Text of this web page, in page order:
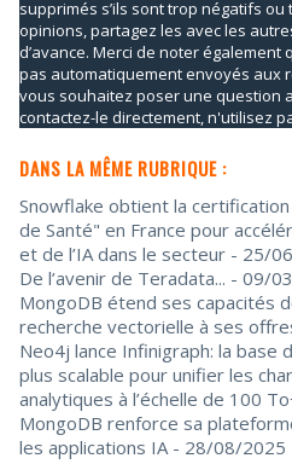
supprimés s’ils sont trop négatifs
opinions, partagez les avec les
d’avance. Merci de noter
pas automatiquement envoyés aux
vous souhaitez poser une question
contactez-le directement, n'utilisez
DANS LA MÊME RUBRIQUE :
Snowflake obtient la
de Santé" en France pour
et de l’IA dans le secteur - 25/
De l’avenir de Teradata... - 09/
MongoDB étend ses capacités
recherche vectorielle à ses
Neo4j lance Infinigraph: la base
plus scalable pour unifier les
analytiques à l’échelle de 100
MongoDB renforce sa
les applications IA - 28/08/2025